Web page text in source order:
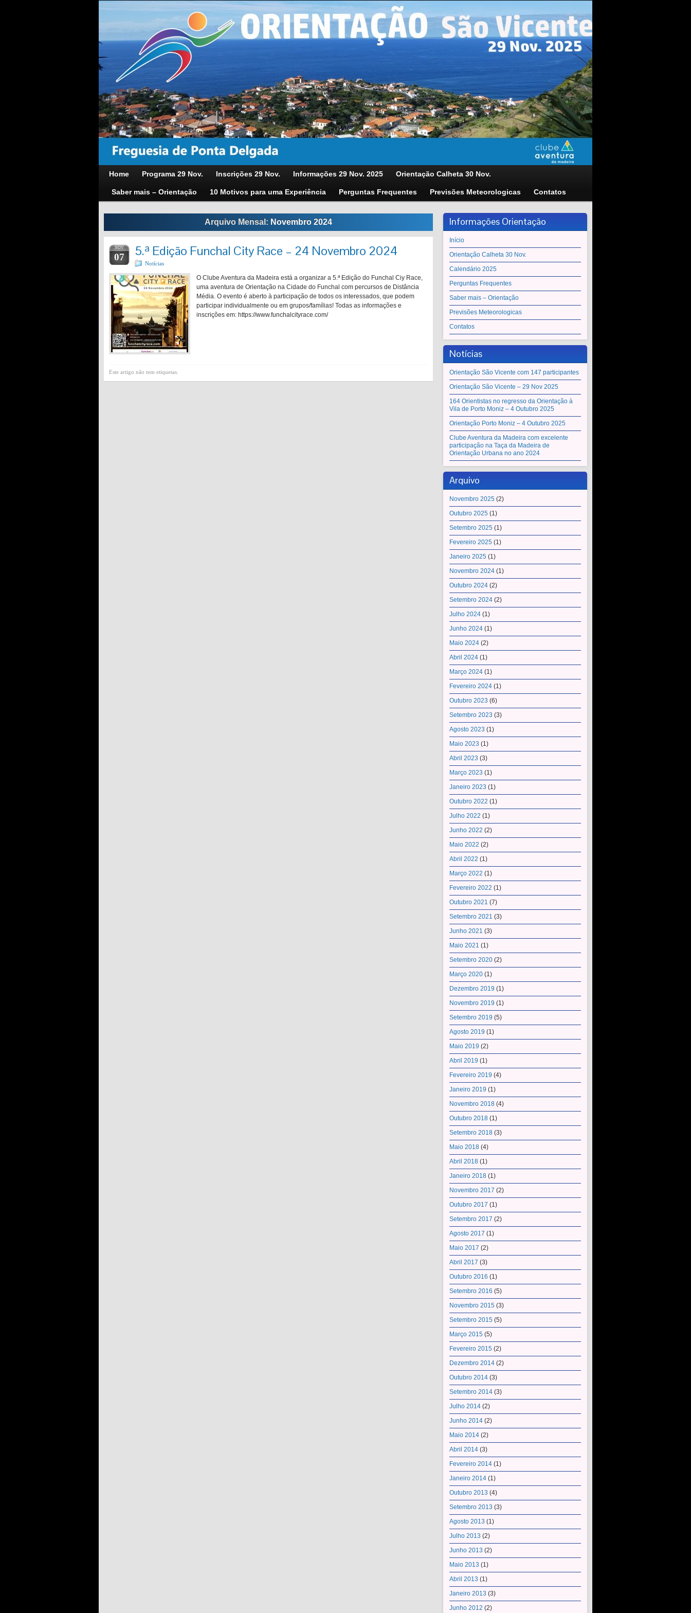
Home Programa 29 Nov. Inscrições 29 Nov. Informações 29 Nov. 2025 Orientação Calheta 30 Nov.
Saber mais – Orientação 10 Motivos para uma Experiência Perguntas Frequentes Previsões Meteorologicas Contatos
Arquivo Mensal: Novembro 2024
NOV
07 5.ª Edição Funchal City Race – 24 Novembro 2024
Notícias
O Clube Aventura da Madeira está a organizar a 5.ª Edição do Funchal Ciy Race,
uma aventura de Orientação na Cidade do Funchal com percursos de Distância
Média. O evento é aberto à participação de todos os interessados, que podem
participar individualmente ou em grupos/famílias! Todas as informações e
inscrições em: https://www.funchalcityrace.com/
Este artigo não tem etiquetas.
Informações Orientação
Início
Orientação Calheta 30 Nov.
Calendário 2025
Perguntas Frequentes
Saber mais – Orientação
Previsões Meteorologicas
Contatos
Notícias
Orientação São Vicente com 147 participantes
Orientação São Vicente – 29 Nov 2025
164 Orientistas no regresso da Orientação à
Vila de Porto Moniz – 4 Outubro 2025
Orientação Porto Moniz – 4 Outubro 2025
Clube Aventura da Madeira com excelente
participação na Taça da Madeira de
Orientação Urbana no ano 2024
Arquivo
Novembro 2025 (2)
Outubro 2025 (1)
Setembro 2025 (1)
Fevereiro 2025 (1)
Janeiro 2025 (1)
Novembro 2024 (1)
Outubro 2024 (2)
Setembro 2024 (2)
Julho 2024 (1)
Junho 2024 (1)
Maio 2024 (2)
Abril 2024 (1)
Março 2024 (1)
Fevereiro 2024 (1)
Outubro 2023 (6)
Setembro 2023 (3)
Agosto 2023 (1)
Maio 2023 (1)
Abril 2023 (3)
Março 2023 (1)
Janeiro 2023 (1)
Outubro 2022 (1)
Julho 2022 (1)
Junho 2022 (2)
Maio 2022 (2)
Abril 2022 (1)
Março 2022 (1)
Fevereiro 2022 (1)
Outubro 2021 (7)
Setembro 2021 (3)
Junho 2021 (3)
Maio 2021 (1)
Setembro 2020 (2)
Março 2020 (1)
Dezembro 2019 (1)
Novembro 2019 (1)
Setembro 2019 (5)
Agosto 2019 (1)
Maio 2019 (2)
Abril 2019 (1)
Fevereiro 2019 (4)
Janeiro 2019 (1)
Novembro 2018 (4)
Outubro 2018 (1)
Setembro 2018 (3)
Maio 2018 (4)
Abril 2018 (1)
Janeiro 2018 (1)
Novembro 2017 (2)
Outubro 2017 (1)
Setembro 2017 (2)
Agosto 2017 (1)
Maio 2017 (2)
Abril 2017 (3)
Outubro 2016 (1)
Setembro 2016 (5)
Novembro 2015 (3)
Setembro 2015 (5)
Março 2015 (5)
Fevereiro 2015 (2)
Dezembro 2014 (2)
Outubro 2014 (3)
Setembro 2014 (3)
Julho 2014 (2)
Junho 2014 (2)
Maio 2014 (2)
Abril 2014 (3)
Fevereiro 2014 (1)
Janeiro 2014 (1)
Outubro 2013 (4)
Setembro 2013 (3)
Agosto 2013 (1)
Julho 2013 (2)
Junho 2013 (2)
Maio 2013 (1)
Abril 2013 (1)
Janeiro 2013 (3)
Junho 2012 (2)